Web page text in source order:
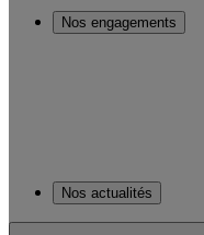
Nos engagements
Nos actualités